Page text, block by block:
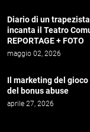
Diario di un
incanta il Teatro
REPORTAGE + FOTO
maggio 02, 2026
Il marketing del
del bonus abuse
aprile 27, 2026